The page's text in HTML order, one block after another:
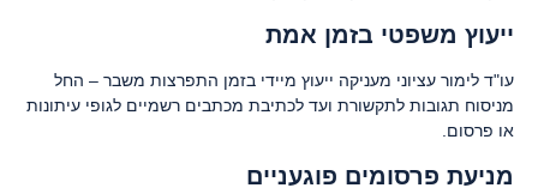
ייעוץ משפטי בזמן אמת
עו"ד לימור עציוני מעניקה ייעוץ מיידי בזמן התפרצות משבר – החל
מניסוח תגובות לתקשורת ועד לכתיבת מכתבים רשמיים לגופי עיתונות
או פרסום.
מניעת פרסומים פוגעניים